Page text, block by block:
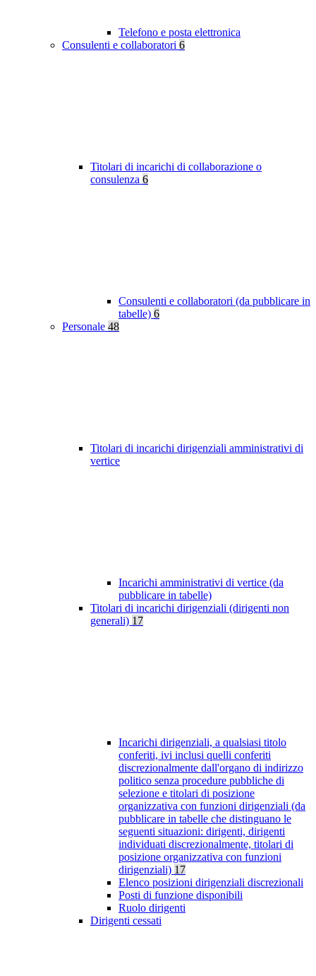
Telefono e posta elettronica
Consulenti e collaboratori 6
Titolari di incarichi di collaborazione o
consulenza 6
Consulenti e collaboratori (da pubblicare in
tabelle) 6
Personale 48
Titolari di incarichi dirigenziali amministrativi di
vertice
Incarichi amministrativi di vertice (da
pubblicare in tabelle)
Titolari di incarichi dirigenziali (dirigenti non
generali) 17
Incarichi dirigenziali, a qualsiasi titolo
conferiti, ivi inclusi quelli conferiti
discrezionalmente dall'organo di indirizzo
politico senza procedure pubbliche di
selezione e titolari di posizione
organizzativa con funzioni dirigenziali (da
pubblicare in tabelle che distinguano le
seguenti situazioni: dirigenti, dirigenti
individuati discrezionalmente, titolari di
posizione organizzativa con funzioni
dirigenziali) 17
Elenco posizioni dirigenziali discrezionali
Posti di funzione disponibili
Ruolo dirigenti
Dirigenti cessati